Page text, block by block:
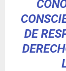
DE